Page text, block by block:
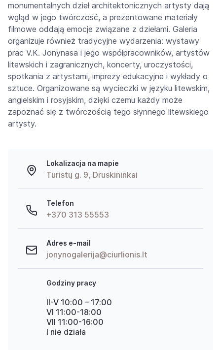
monumentalnych dzieł architektonicznych artysty dają
wgląd w jego twórczość, a prezentowane materiały
filmowe oddają emocje związane z dziełami. Galeria
organizuje również tradycyjne wydarzenia: wystawy
prac V.K. Jonynasa i jego współpracowników, artystów
litewskich i zagranicznych, koncerty, uroczystości,
spotkania z artystami, imprezy edukacyjne i wykłady o
sztuce. Organizowane są wycieczki w języku litewskim,
angielskim i rosyjskim, dzięki czemu każdy może
zapoznać się z twórczością tego słynnego litewskiego
artysty.
Lokalizacja na mapie
Turistų g. 9, Druskininkai
Telefon
+370 313 55553
Adres e-mail
jonynogalerija@ciurlionis.lt
Godziny pracy
II-V 10:00 – 17:00
VI 11:00-18:00
VII 11:00-16:00
I nie działa